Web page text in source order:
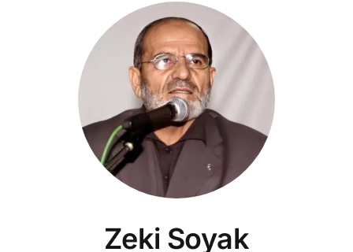
Zeki Soyak